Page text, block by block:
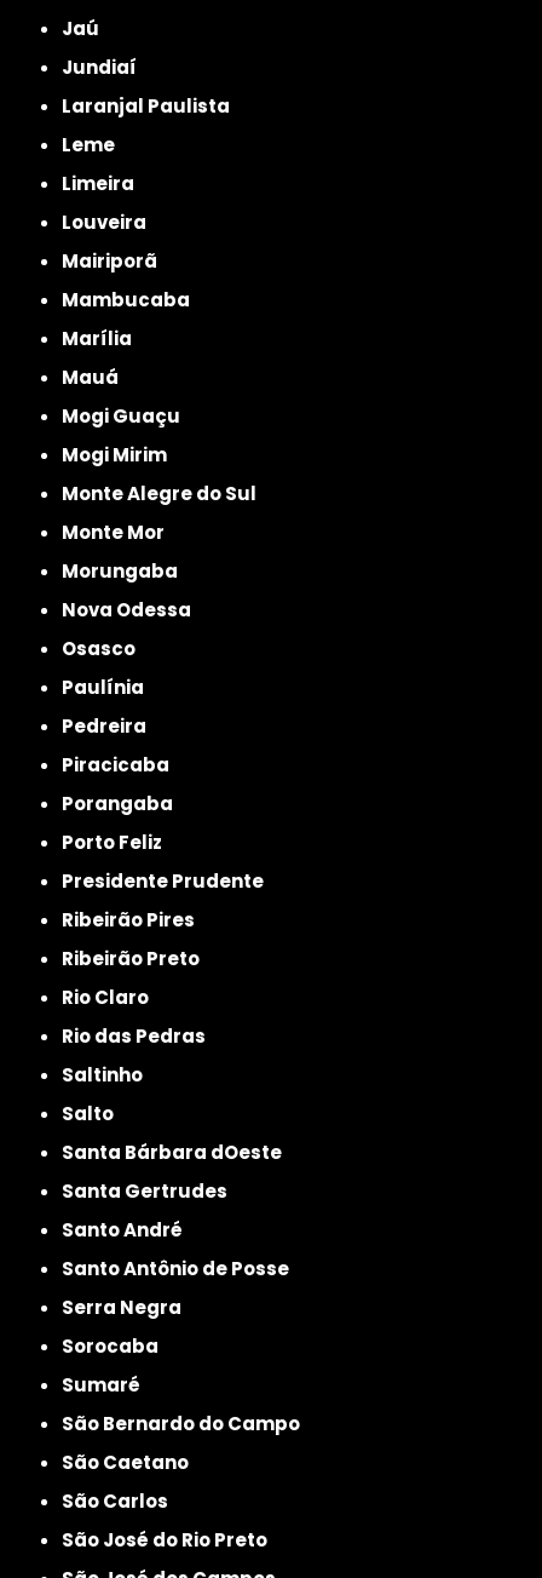
Jaú
Jundiaí
Laranjal Paulista
Leme
Limeira
Louveira
Mairiporã
Mambucaba
Marília
Mauá
Mogi Guaçu
Mogi Mirim
Monte Alegre do Sul
Monte Mor
Morungaba
Nova Odessa
Osasco
Paulínia
Pedreira
Piracicaba
Porangaba
Porto Feliz
Presidente Prudente
Ribeirão Pires
Ribeirão Preto
Rio Claro
Rio das Pedras
Saltinho
Salto
Santa Bárbara dOeste
Santa Gertrudes
Santo André
Santo Antônio de Posse
Serra Negra
Sorocaba
Sumaré
São Bernardo do Campo
São Caetano
São Carlos
São José do Rio Preto